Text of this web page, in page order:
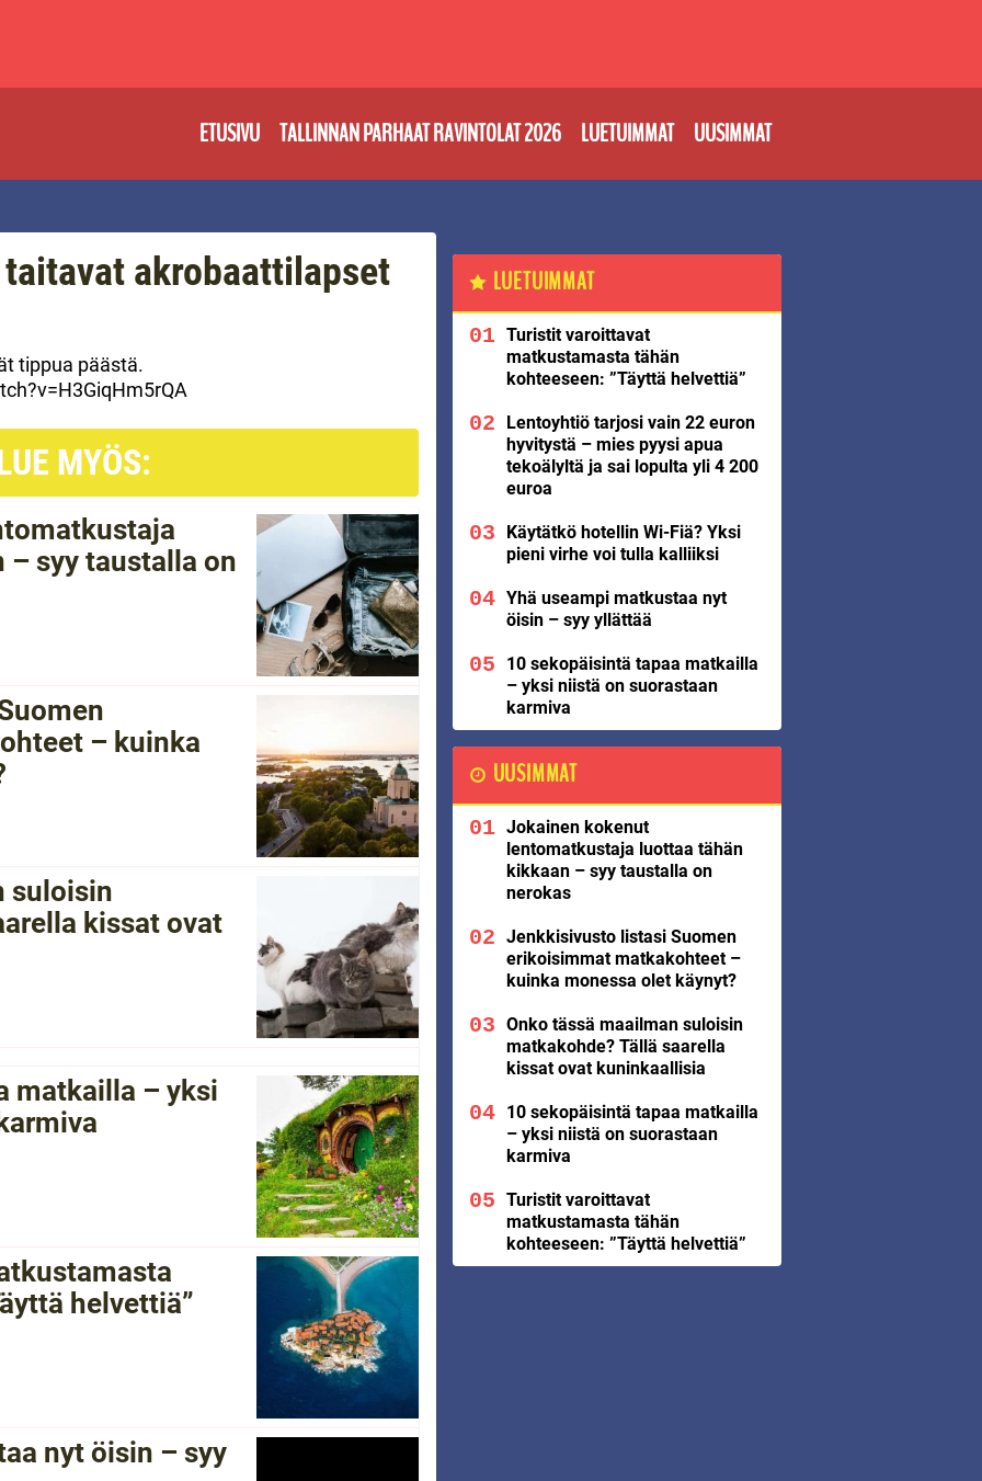
ETUSIVU TALLINNAN PARHAAT RAVINTOLAT 2026 LUETUIMMAT UUSIMMAT
akrobaattilapset
tippua päästä.
MYÖS:
– syy taustalla on
– kuinka
suloisin
kissat ovat
matkailla – yksi
helvettiä”
nyt öisin – syy
LUETUIMMAT
Turistit varoittavat
matkustamasta tähän
kohteeseen: ”Täyttä helvettiä”
Lentoyhtiö tarjosi vain 22 euron
hyvitystä – mies pyysi apua
tekoälyltä ja sai lopulta yli 4 200
euroa
Käytätkö hotellin Wi-Fiä? Yksi
pieni virhe voi tulla kalliiksi
Yhä useampi matkustaa nyt
öisin – syy yllättää
10 sekopäisintä tapaa matkailla
– yksi niistä on suorastaan
karmiva
UUSIMMAT
Jokainen kokenut
lentomatkustaja luottaa tähän
kikkaan – syy taustalla on
nerokas
Jenkkisivusto listasi Suomen
erikoisimmat matkakohteet –
kuinka monessa olet käynyt?
Onko tässä maailman suloisin
matkakohde? Tällä saarella
kissat ovat kuninkaallisia
10 sekopäisintä tapaa matkailla
– yksi niistä on suorastaan
karmiva
Turistit varoittavat
matkustamasta tähän
kohteeseen: ”Täyttä helvettiä”